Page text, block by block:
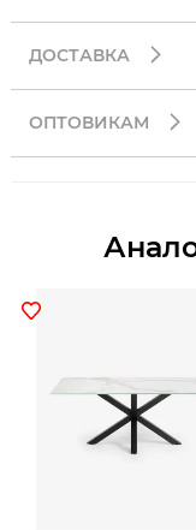
ДОСТАВКА
ОПТОВИКАМ